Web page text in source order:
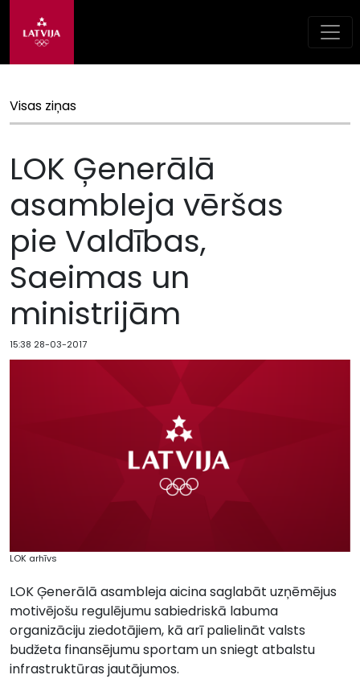
Visas ziņas
LOK Ģenerālā
asambleja vēršas
pie Valdības,
Saeimas un
ministrijām
15:38 28-03-2017
LOK arhīvs
LOK Ģenerālā asambleja aicina saglabāt uzņēmējus
motivējošu regulējumu sabiedriskā labuma
organizāciju ziedotājiem, kā arī palielināt valsts
budžeta finansējumu sportam un sniegt atbalstu
infrastruktūras jautājumos.